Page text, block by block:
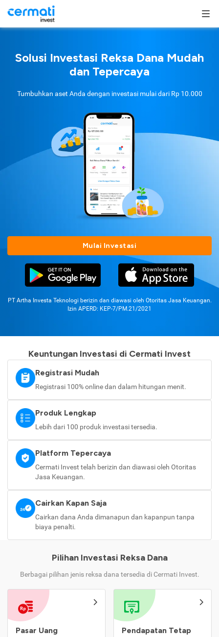
Solusi Investasi Reksa Dana Mudah
dan Tepercaya
Tumbuhkan aset Anda dengan investasi mulai dari Rp 10.000
Mulai Investasi
PT Artha Investa Teknologi berizin dan diawasi oleh Otoritas Jasa Keuangan.
Izin APERD: KEP-7/PM.21/2021
Keuntungan Investasi di Cermati Invest
Registrasi Mudah
Registrasi 100% online dan dalam hitungan menit.
Produk Lengkap
Lebih dari 100 produk investasi tersedia.
Platform Tepercaya
Cermati Invest telah berizin dan diawasi oleh Otoritas
Jasa Keuangan.
Cairkan Kapan Saja
Cairkan dana Anda dimanapun dan kapanpun tanpa
biaya penalti.
Pilihan Investasi Reksa Dana
Berbagai pilihan jenis reksa dana tersedia di Cermati Invest.
Pasar Uang Pendapatan Tetap